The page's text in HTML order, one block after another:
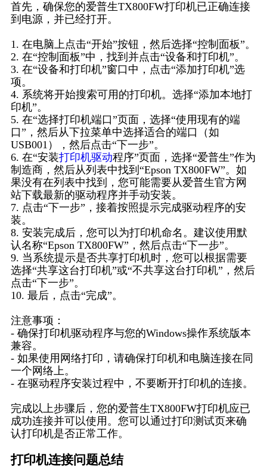
首先，确保您的爱普生TX800FW打印机已正确连接
到电源，并已经打开。
1. 在电脑上点击“开始”按钮，然后选择“控制面板”。
2. 在“控制面板”中，找到并点击“设备和打印机”。
3. 在“设备和打印机”窗口中，点击“添加打印机”选
项。
4. 系统将开始搜索可用的打印机。选择“添加本地打
印机”。
5. 在“选择打印机端口”页面，选择“使用现有的端
口”，然后从下拉菜单中选择适合的端口（如
USB001），然后点击“下一步”。
6. 在“安装打印机驱动程序”页面，选择“爱普生”作为
制造商，然后从列表中找到“Epson TX800FW”。如
果没有在列表中找到，您可能需要从爱普生官方网
站下载最新的驱动程序并手动安装。
7. 点击“下一步”，接着按照提示完成驱动程序的安
装。
8. 安装完成后，您可以为打印机命名。建议使用默
认名称“Epson TX800FW”，然后点击“下一步”。
9. 当系统提示是否共享打印机时，您可以根据需要
选择“共享这台打印机”或“不共享这台打印机”，然后
点击“下一步”。
10. 最后，点击“完成”。
注意事项：
- 确保打印机驱动程序与您的Windows操作系统版本
兼容。
- 如果使用网络打印，请确保打印机和电脑连接在同
一个网络上。
- 在驱动程序安装过程中，不要断开打印机的连接。
完成以上步骤后，您的爱普生TX800FW打印机应已
成功连接并可以使用。您可以通过打印测试页来确
认打印机是否正常工作。
打印机连接问题总结